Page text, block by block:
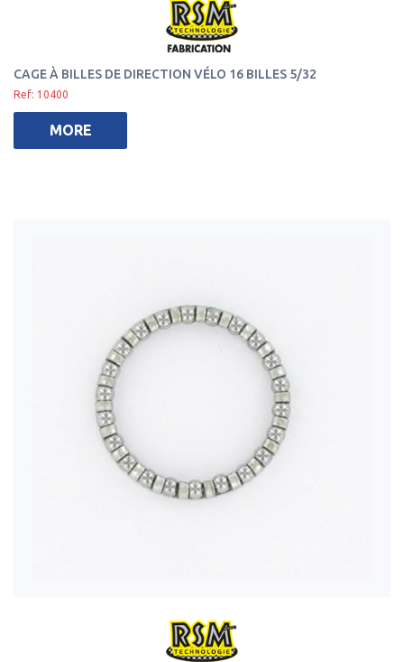
CAGE À BILLES DE DIRECTION VÉLO 16 BILLES 5/32
Ref: 10400
MORE